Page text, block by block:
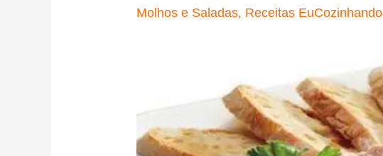
Molhos e Saladas, Receitas EuCozinhando